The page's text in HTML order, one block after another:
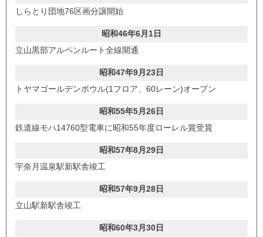
しらとり団地76区画分譲開始
昭和46年6月1日
立山黒部アルペンルート全線開通
昭和47年9月23日
トヤマゴールデンボウル(1フロア、60レーン)オープン
昭和55年5月26日
鉄道線モハ14760型電車に昭和55年度ローレル賞受賞
昭和57年8月29日
宇奈月温泉駅新駅舎竣工
昭和57年9月28日
立山駅新駅舎竣工
昭和60年3月30日